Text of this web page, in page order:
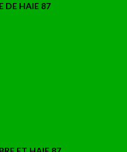
DE HAIE 87